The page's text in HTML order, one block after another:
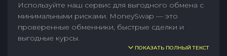
Используйте наш сервис для выгодного обмена с
минимальными рисками. MoneySwap — это
проверенные обменники, быстрые сделки и
выгодные курсы.
ПОКАЗАТЬ ПОЛНЫЙ ТЕКСТ